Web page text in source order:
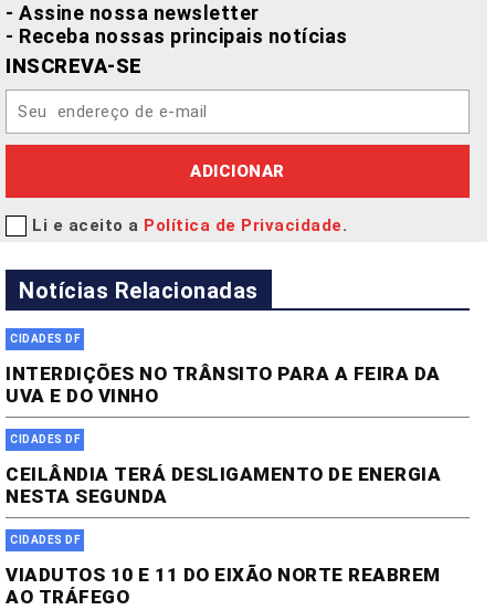
- Assine nossa newsletter
- Receba nossas principais notícias
INSCREVA-SE
ADICIONAR
Li e aceito a Política de Privacidade.
Notícias Relacionadas
CIDADES DF
INTERDIÇÕES NO TRÂNSITO PARA A FEIRA DA
UVA E DO VINHO
CIDADES DF
CEILÂNDIA TERÁ DESLIGAMENTO DE ENERGIA
NESTA SEGUNDA
CIDADES DF
VIADUTOS 10 E 11 DO EIXÃO NORTE REABREM
AO TRÁFEGO